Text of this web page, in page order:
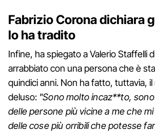
Fabrizio Corona dichiara
lo ha tradito
Infine, ha spiegato a Valerio Staffelli
arrabbiato con una persona che è
quindici anni. Non ha fatto, tuttavia,
deluso: "Sono molto incaz**to,
delle persone più vicine a me che
delle cose più orribili che potesse